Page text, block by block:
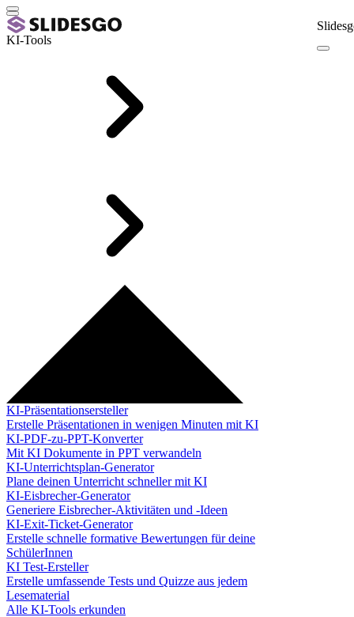
KI-Tools
KI-Präsentationsersteller
Erstelle Präsentationen in wenigen Minuten mit KI
KI-PDF-zu-PPT-Konverter
Mit KI Dokumente in PPT verwandeln
KI-Unterrichtsplan-Generator
Plane deinen Unterricht schneller mit KI
KI-Eisbrecher-Generator
Generiere Eisbrecher-Aktivitäten und -Ideen
KI-Exit-Ticket-Generator
Erstelle schnelle formative Bewertungen für deine
SchülerInnen
KI Test-Ersteller
Erstelle umfassende Tests und Quizze aus jedem
Lesematerial
Alle KI-Tools erkunden